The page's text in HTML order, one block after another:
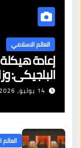
العالم الاسلامي
إعادة
البلجيكي:
الجزائر
14 يوليو، 2026